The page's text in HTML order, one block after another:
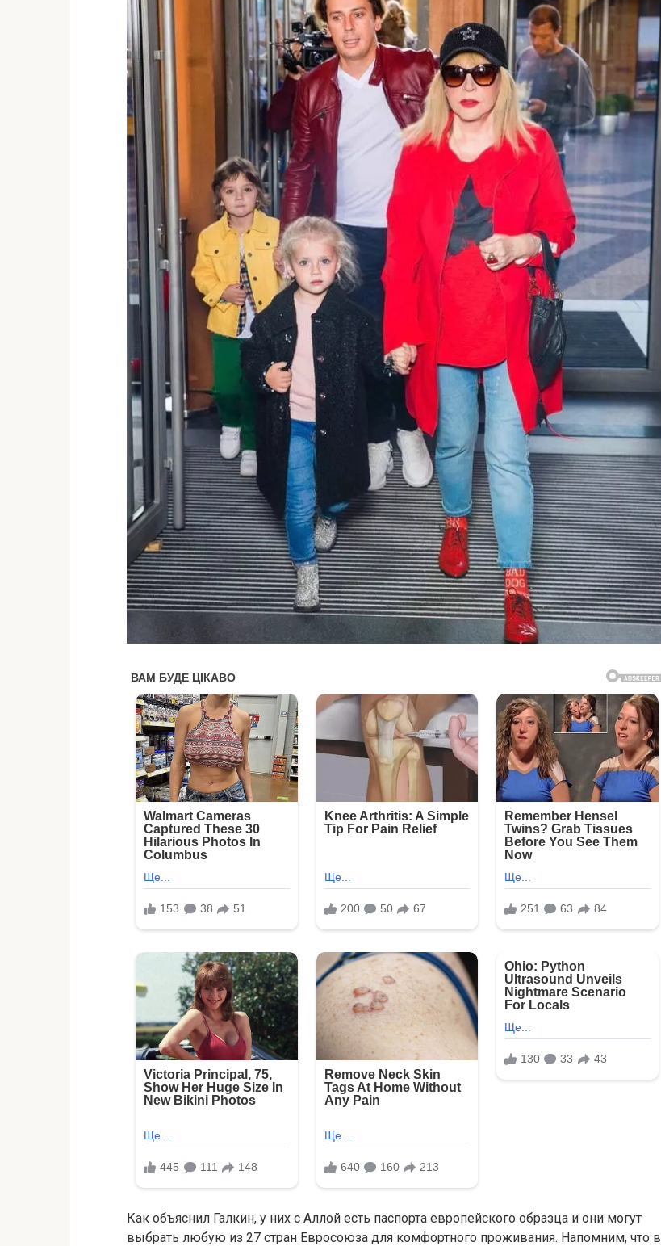
Как объяснил Галкин, у них с Аллой есть паспорта европейского образца и они могут
выбрать любую из 27 стран Евросоюза для комфортного проживания. Напомним, что в